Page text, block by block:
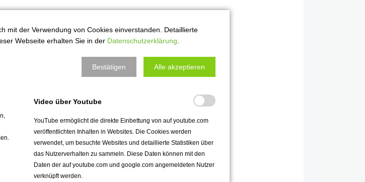
mit der Verwendung von Cookies einverstanden. Detaillierte
Webseite erhalten Sie in der Datenschutzerklärung
Bestätigen Alle akzeptieren
Video über Youtube
YouTube ermöglicht die direkte Einbettung von auf youtube.com
veröffentlichten Inhalten in Websites. Die Cookies werden
verwendet, um besuchte Websites und detaillierte Statistiken über
das Nutzerverhalten zu sammeln. Diese Daten können mit den
Daten der auf youtube.com und google.com angemeldeten Nutzer
verknüpft werden.